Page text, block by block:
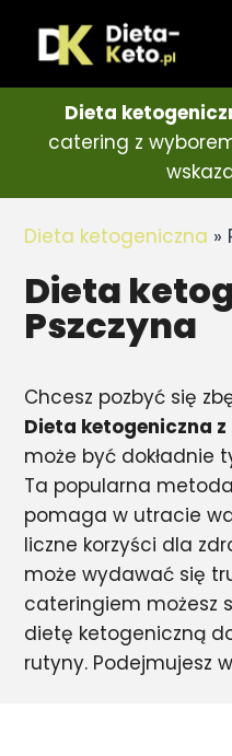
Dieta
catering z
Dieta ketogeniczna »
Dieta
Pszczyna
Chcesz pozbyć się
Dieta ketogeniczna
może być dokładnie
Ta popularna
pomaga w utracie
liczne korzyści dla
może wydawać się
cateringiem możesz
dietę ketogeniczną
rutyny. Podejmujesz